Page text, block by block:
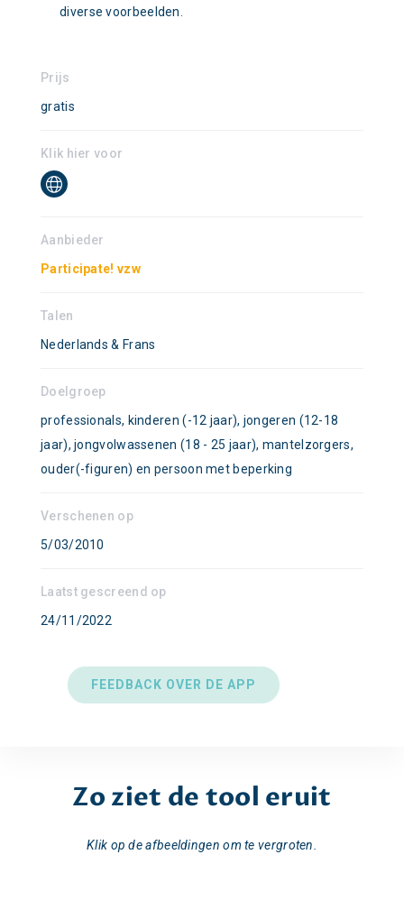
diverse voorbeelden.
Prijs
gratis
Klik hier voor
Aanbieder
Participate! vzw
Talen
Nederlands & Frans
Doelgroep
professionals, kinderen (-12 jaar), jongeren (12-18
jaar), jongvolwassenen (18 - 25 jaar), mantelzorgers,
ouder(-figuren) en persoon met beperking
Verschenen op
5/03/2010
Laatst gescreend op
24/11/2022
FEEDBACK OVER DE APP
Zo ziet de tool eruit
Klik op de afbeeldingen om te vergroten.